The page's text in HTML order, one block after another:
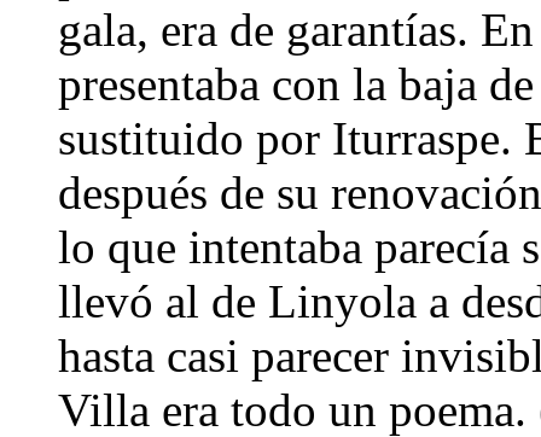
gala, era de garantías.
presentaba con la baja
sustituido por Iturraspe.
después de su
lo que intentaba parecía
llevó al de Linyola a
hasta casi parecer
Villa era todo un